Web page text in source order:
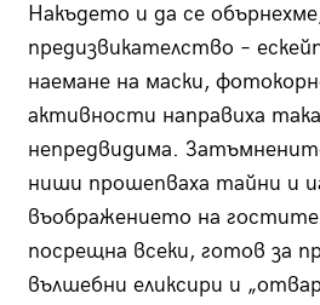
Накъдето и да се
предизвикателство –
наемане на маски,
активности направиха
непредвидима.
ниши прошепваха тайни и
въображението на
посрещна всеки, готов за
вълшебни еликсири и